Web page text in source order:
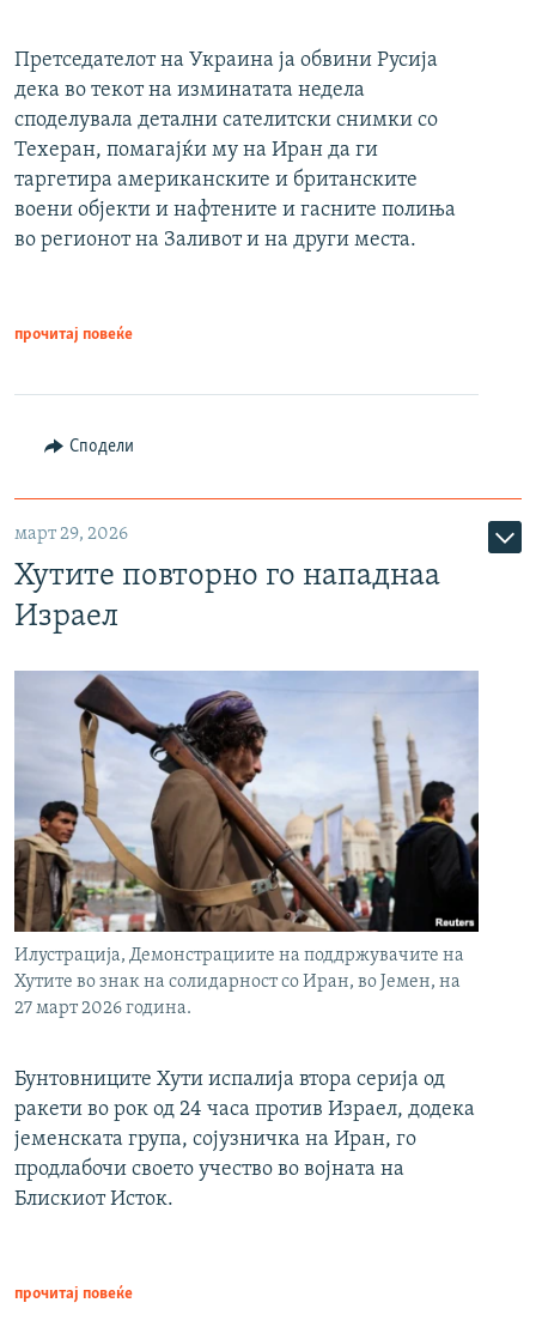
Претседателот на Украина ја обвини Русија
дека во текот на изминатата недела
споделувала детални сателитски снимки со
Техеран, помагајќи му на Иран да ги
таргетира американските и британските
воени објекти и нафтените и гасните полиња
во регионот на Заливот и на други места.
прочитај повеќе
Сподели
март 29, 2026
Хутите повторно го нападнаа
Израел
Илустрација, Демонстрациите на поддржувачите на
Хутите во знак на солидарност со Иран, во Јемен, на
27 март 2026 година.
Бунтовниците Хути испалија втора серија од
ракети во рок од 24 часа против Израел, додека
јеменската група, сојузничка на Иран, го
продлабочи своето учество во војната на
Блискиот Исток.
прочитај повеќе